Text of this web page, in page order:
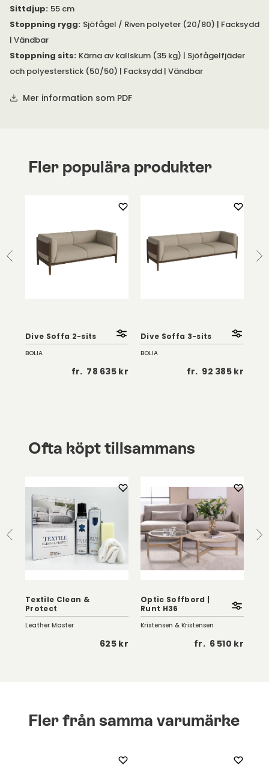
Sittdjup: 55 cm
Stoppning rygg: Sjöfågel / Riven polyeter (20/80) | Facksydd
| Vändbar
Stoppning sits: Kärna av kallskum (35 kg) | Sjöfågelfjäder
och polyesterstick (50/50) | Facksydd | Vändbar
Mer information som PDF
Fler populära produkter
Dive Soffa 2-sits
BOLIA
fr. 78 635 kr
Dive Soffa 3-sits
BOLIA
fr. 92 385 kr
Ofta köpt tillsammans
Textile Clean &
Protect
Leather Master
625 kr
Optic Soffbord |
Runt H36
Kristensen & Kristensen
fr. 6 510 kr
Fler från samma varumärke